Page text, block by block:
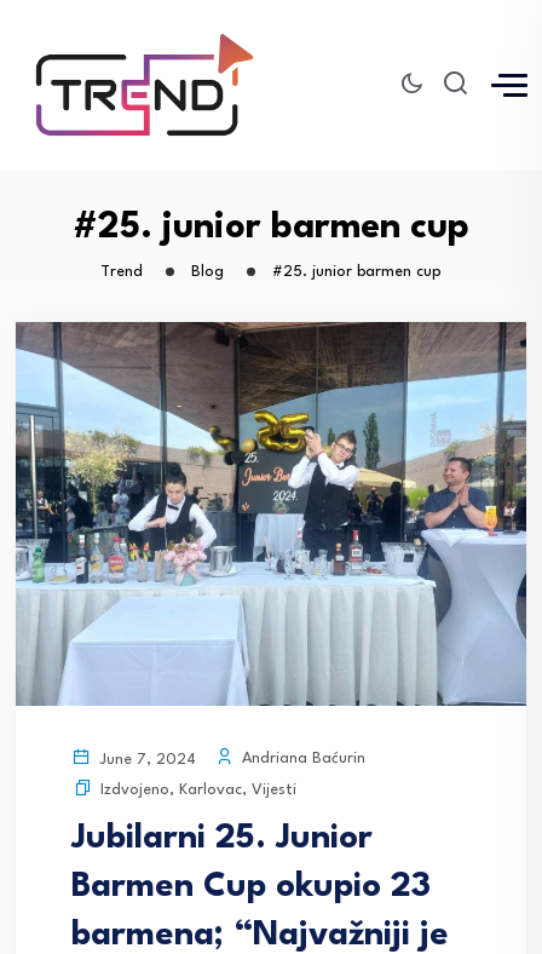
#25. junior barmen cup
Trend Blog #25. junior barmen cup
June 7, 2024
Andriana Baćurin
Izdvojeno, Karlovac, Vijesti
Jubilarni 25. Junior
Barmen Cup okupio 23
barmena; “Najvažniji je